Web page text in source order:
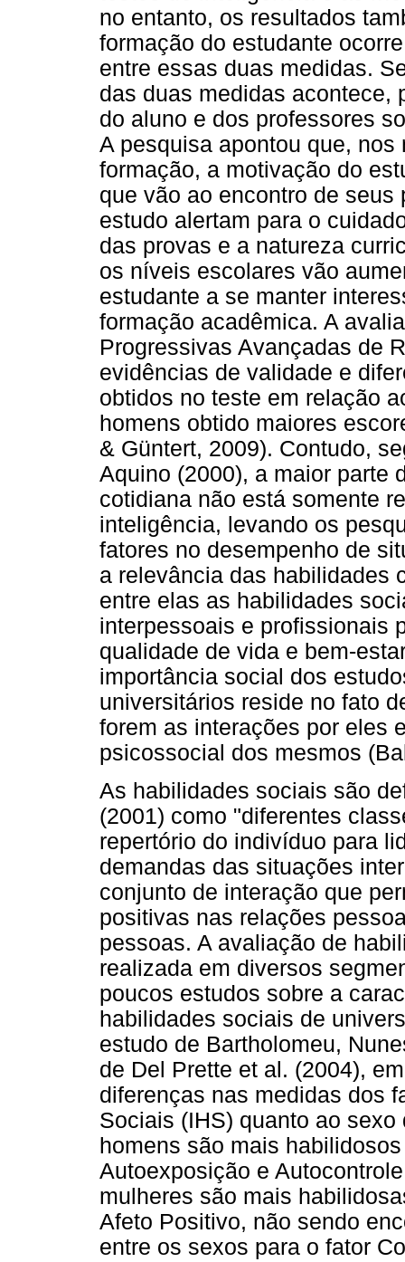
no entanto, os resultados
formação do estudante
entre essas duas medidas.
das duas medidas acontece,
do aluno e dos professores
A pesquisa apontou que,
formação, a motivação do
que vão ao encontro de
estudo alertam para o
das provas e a natureza
os níveis escolares vão
estudante a se manter
formação acadêmica. A
Progressivas Avançadas de
evidências de validade e
obtidos no teste em relação
homens obtido maiores
& Güntert, 2009). Contudo,
Aquino (2000), a maior parte
cotidiana não está somente
inteligência, levando os
fatores no desempenho de
a relevância das habilidades
entre elas as habilidades
interpessoais e profissionais
qualidade de vida e bem-
importância social dos
universitários reside no fato
forem as interações por eles
psicossocial dos mesmos
As habilidades sociais são
(2001) como "diferentes
repertório do indivíduo para
demandas das situações
conjunto de interação que
positivas nas relações
pessoas. A avaliação de
realizada em diversos
poucos estudos sobre a
habilidades sociais de
estudo de Bartholomeu,
de Del Prette et al. (2004),
diferenças nas medidas dos
Sociais (IHS) quanto ao
homens são mais
Autoexposição e
mulheres são mais
Afeto Positivo, não sendo
entre os sexos para o fator